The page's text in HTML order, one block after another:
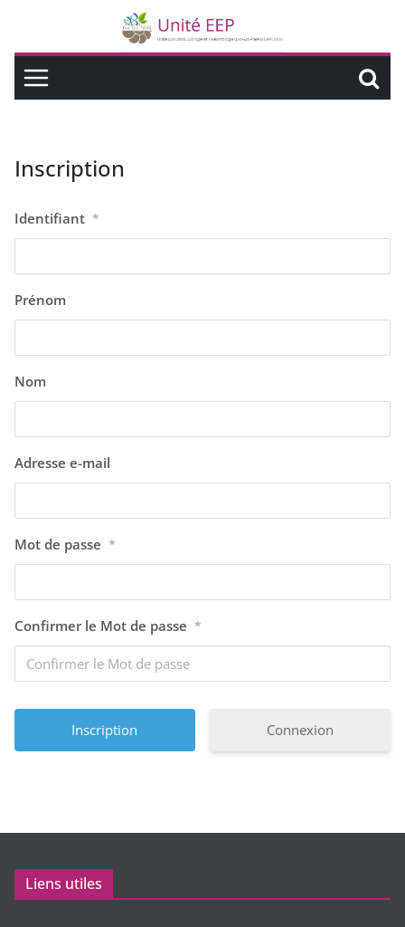
Inscription
Identifiant *
Prénom
Nom
Adresse e-mail
Mot de passe *
Confirmer le Mot de passe *
Connexion
Liens utiles